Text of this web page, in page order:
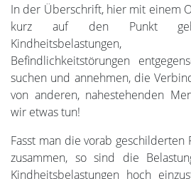
In der Überschrift, hier mit einem
kurz auf den Punkt
Kindheitsbelastungen,
Befindlichkeitstörungen
suchen und annehmen, die
von anderen, nahestehenden
wir etwas tun!
Fasst man die vorab geschilderten
zusammen, so sind die
Kindheitsbelastungen hoch